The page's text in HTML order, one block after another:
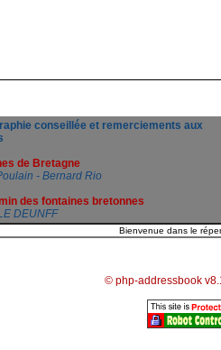
conseillée et remerciements aux
de Bretagne
- Bernard Rio
des fontaines bretonnes
DEUNFF
© php-addressbook